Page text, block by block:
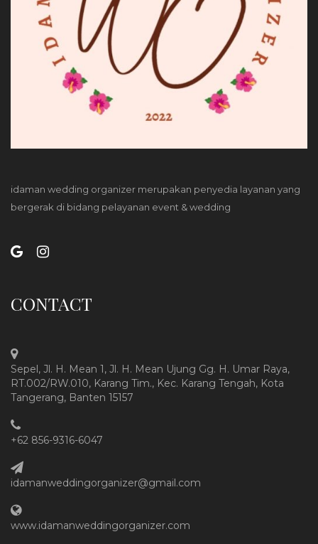
idaman wedding organizer merupakan penyedia layanan yang
bergerak di bidang pelayanan event & wedding
CONTACT
Sepel, Jl. H. Mean 1, Jl. H. Mean Ujung Gg. H. Umar Raya,
RT.002/RW.010, Karang Tim., Kec. Karang Tengah, Kota
Tangerang, Banten 15157
+62 856-9316-6047
idamanweddingorganizer@gmail.com
www.idamanweddingorganizer.com